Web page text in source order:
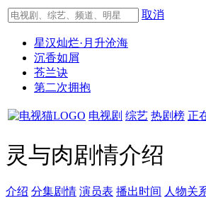
取消
星汉灿烂·月升沧海
沉香如屑
苍兰诀
第二次拥抱
电视剧 综艺 热剧榜 正
灵与肉剧情介绍
介绍 分集剧情 演员表 播出时间 人物关